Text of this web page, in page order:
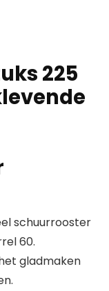
225
schuurrooster
60.
gladmaken